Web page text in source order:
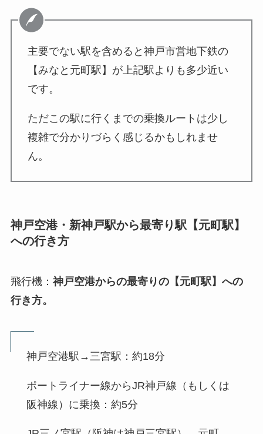
主要でない駅を含めると神戸市営地下鉄の
【みなと元町駅】が上記駅よりも多少近い
です。
ただこの駅に行くまでの乗換ルートは少し
複雑で分かりづらく感じるかもしれませ
ん。
神戸空港・新神戸駅から最寄り駅【元町駅】
への行き方
飛行機： 神戸空港からの最寄りの【元町駅】への
行き方。
神戸空港駅→三宮駅：約18分
ポートライナー線からJR神戸線（もしくは
阪神線）に乗換：約5分